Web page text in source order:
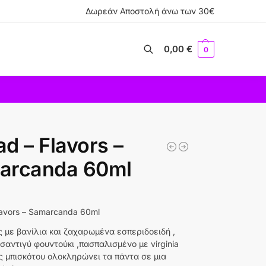
Δωρεάν Αποστολή άνω των 30€
0,00€ 0
– Flavors –
60ml
– Samarcanda 60ml
με βανίλια και ζαχαρωμένα εσπεριδοειδή ,
φουντούκι ,πασπαλισμένο με virginia
μπισκότου ολοκληρώνει τα πάντα σε μια